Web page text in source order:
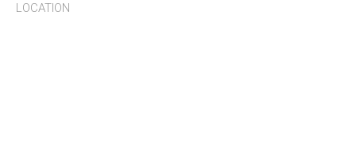
LOCATION